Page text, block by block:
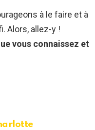
à le faire et à
Alors, allez-y !
vous connaissez et